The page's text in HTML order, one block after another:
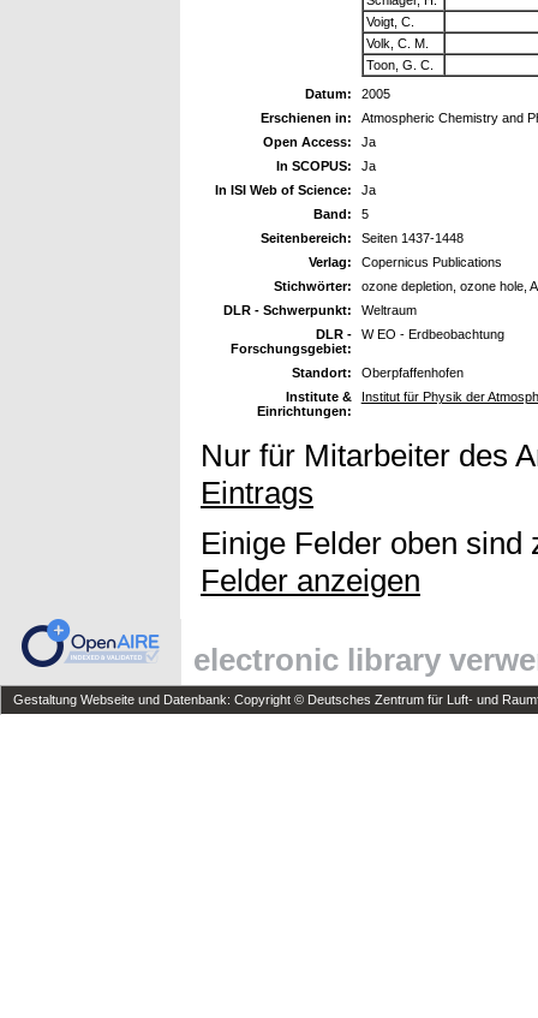
Voigt, C.
Volk, C. M.
Toon, G. C.
Datum:
2005
Erschienen in:
Atmospheric Chemistry and
Open Access:
Ja
In SCOPUS:
Ja
In ISI Web of Science:
Ja
Band:
5
Seitenbereich:
Seiten 1437-1448
Verlag:
Copernicus Publications
Stichwörter:
ozone depletion, ozone hole,
DLR - Schwerpunkt:
Weltraum
DLR -
Forschungsgebiet:
W EO - Erdbeobachtung
Standort:
Oberpfaffenhofen
Institute &
Einrichtungen:
Institut für Physik der
Nur für Mitarbeiter des
Eintrags
Einige Felder oben
Felder anzeigen
electronic library
Gestaltung Webseite und Datenbank: Copyright © Deutsches Zentrum für Luft- und